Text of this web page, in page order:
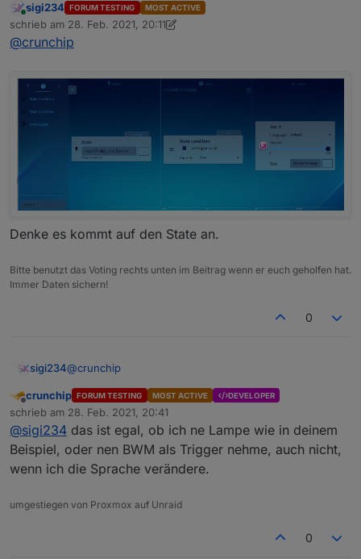
hab das einfach mal so hinterlegt, mit dem Text
"Bewegung erkannt"
als Sprachausgabe kommt aber mein Wetterbericht
Online
sigi234 FORUM TESTING MOST ACTIVE
schrieb am 28. Feb. 2021, 20:11
zuletzt editiert von sigi234
@crunchip
Denke es kommt auf den State an.
Bitte benutzt das Voting rechts unten im Beitrag wenn er euch geholfen hat.
Immer Daten sichern!
0
sigi234@crunchip
Denke es kommt auf den State an.
Offline
crunchip FORUM TESTING MOST ACTIVE DEVELOPER
schrieb am 28. Feb. 2021, 20:41
zuletzt editiert von
@sigi234 das ist egal, ob ich ne Lampe wie in deinem
Beispiel, oder nen BWM als Trigger nehme, auch nicht,
wenn ich die Sprache verändere.
umgestiegen von Proxmox auf Unraid
0